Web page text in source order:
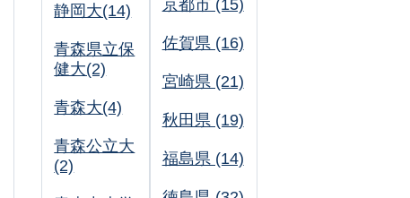
静岡大(14)
青森県立保
健大(2)
青森大(4)
青森公立大
(2)
京都市 (15)
佐賀県 (16)
宮崎県 (21)
秋田県 (19)
福島県 (14)